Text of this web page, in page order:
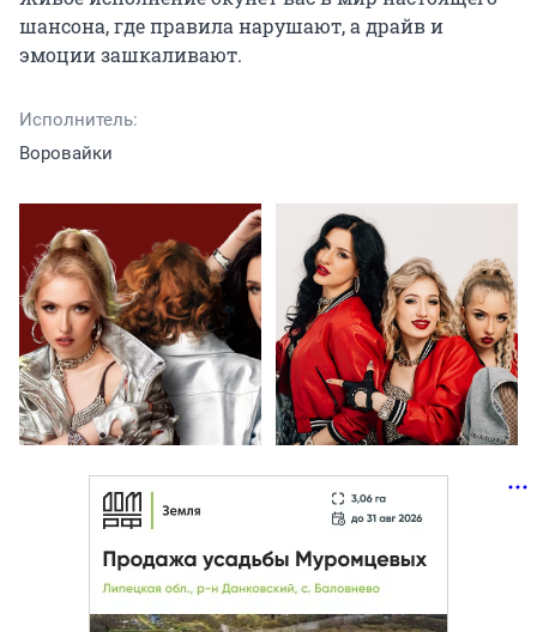
шансона, где правила нарушают, а драйв и
эмоции зашкаливают.
Исполнитель:
Воровайки